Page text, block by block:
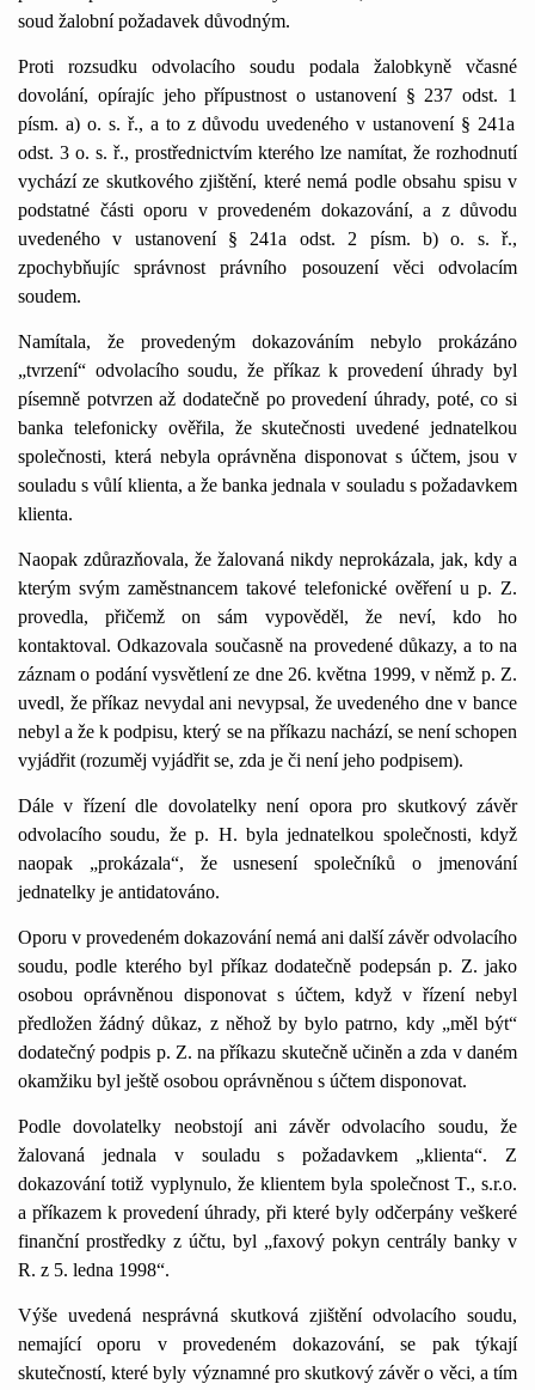
soud žalobní požadavek důvodným.
Proti rozsudku odvolacího soudu podala žalobkyně včasné
dovolání, opírajíc jeho přípustnost o ustanovení § 237 odst. 1
písm. a) o. s. ř., a to z důvodu uvedeného v ustanovení § 241a
odst. 3 o. s. ř., prostřednictvím kterého lze namítat, že rozhodnutí
vychází ze skutkového zjištění, které nemá podle obsahu spisu v
podstatné části oporu v provedeném dokazování, a z důvodu
uvedeného v ustanovení § 241a odst. 2 písm. b) o. s. ř.,
zpochybňujíc správnost právního posouzení věci odvolacím
soudem.
Namítala, že provedeným dokazováním nebylo prokázáno
„tvrzení“ odvolacího soudu, že příkaz k provedení úhrady byl
písemně potvrzen až dodatečně po provedení úhrady, poté, co si
banka telefonicky ověřila, že skutečnosti uvedené jednatelkou
společnosti, která nebyla oprávněna disponovat s účtem, jsou v
souladu s vůlí klienta, a že banka jednala v souladu s požadavkem
klienta.
Naopak zdůrazňovala, že žalovaná nikdy neprokázala, jak, kdy a
kterým svým zaměstnancem takové telefonické ověření u p. Z.
provedla, přičemž on sám vypověděl, že neví, kdo ho
kontaktoval. Odkazovala současně na provedené důkazy, a to na
záznam o podání vysvětlení ze dne 26. května 1999, v němž p. Z.
uvedl, že příkaz nevydal ani nevypsal, že uvedeného dne v bance
nebyl a že k podpisu, který se na příkazu nachází, se není schopen
vyjádřit (rozuměj vyjádřit se, zda je či není jeho podpisem).
Dále v řízení dle dovolatelky není opora pro skutkový závěr
odvolacího soudu, že p. H. byla jednatelkou společnosti, když
naopak „prokázala“, že usnesení společníků o jmenování
jednatelky je antidatováno.
Oporu v provedeném dokazování nemá ani další závěr odvolacího
soudu, podle kterého byl příkaz dodatečně podepsán p. Z. jako
osobou oprávněnou disponovat s účtem, když v řízení nebyl
předložen žádný důkaz, z něhož by bylo patrno, kdy „měl být“
dodatečný podpis p. Z. na příkazu skutečně učiněn a zda v daném
okamžiku byl ještě osobou oprávněnou s účtem disponovat.
Podle dovolatelky neobstojí ani závěr odvolacího soudu, že
žalovaná jednala v souladu s požadavkem „klienta“. Z
dokazování totiž vyplynulo, že klientem byla společnost T., s.r.o.
a příkazem k provedení úhrady, při které byly odčerpány veškeré
finanční prostředky z účtu, byl „faxový pokyn centrály banky v
R. z 5. ledna 1998“.
Výše uvedená nesprávná skutková zjištění odvolacího soudu,
nemající oporu v provedeném dokazování, se pak týkají
skutečností, které byly významné pro skutkový závěr o věci, a tím